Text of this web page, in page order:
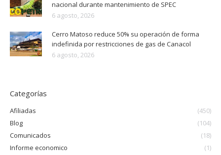
nacional durante mantenimiento de SPEC
6 agosto, 2026
Cerro Matoso reduce 50% su operación de forma
indefinida por restricciones de gas de Canacol
6 agosto, 2026
Categorías
Afiliadas
(450)
Blog
(104)
Comunicados
(18)
Informe economico
(1)